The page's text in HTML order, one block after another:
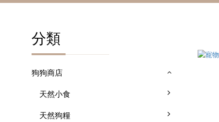
分類
狗狗商店
天然小食
天然狗糧